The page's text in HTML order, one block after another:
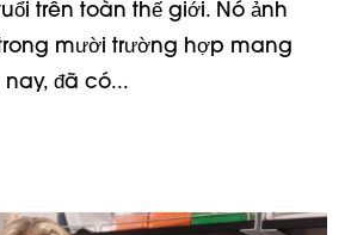
trên toàn thế giới. Nó ảnh
mười trường hợp mang
nay, đã có...